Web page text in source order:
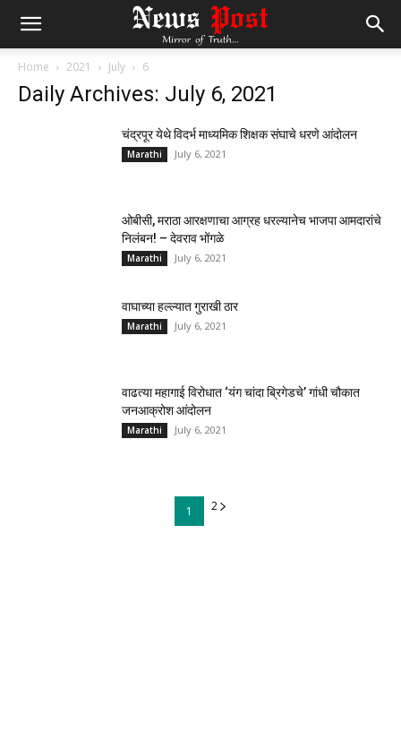
Home 2021 July 6
Daily Archives: July 6, 2021
चंद्रपूर येथे विदर्भ माध्यमिक शिक्षक संघाचे धरणे आंदोलन
Marathi July 6, 2021
ओबीसी, मराठा आरक्षणाचा आग्रह धरल्यानेच भाजपा आमदारांचे
निलंबन! – देवराव भोंगळे
Marathi July 6, 2021
वाघाच्या हल्ल्यात गुराखी ठार
Marathi July 6, 2021
वाढत्या महागाई विरोधात ‘यंग चांदा ब्रिगेडचे’ गांधी चौकात
जनआक्रोश आंदोलन
Marathi July 6, 2021
1 2